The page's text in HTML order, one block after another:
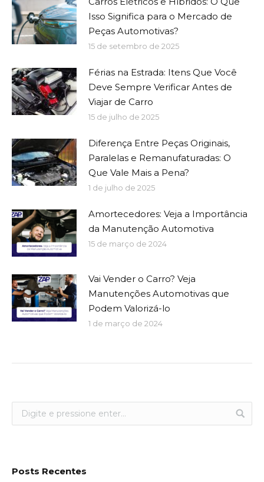
Isso Significa para o Mercado de
Peças Automotivas?
15 de setembro de 2025
Férias na Estrada: Itens Que Você
Deve Sempre Verificar Antes de
Viajar de Carro
15 de julho de 2025
Diferença Entre Peças Originais,
Paralelas e Remanufaturadas: O
Que Vale Mais a Pena?
1 de julho de 2025
Amortecedores: Veja a Importância
da Manutenção Automotiva
15 de março de 2024
Vai Vender o Carro? Veja
Manutenções Automotivas que
Podem Valorizá-lo
1 de março de 2024
Posts Recentes